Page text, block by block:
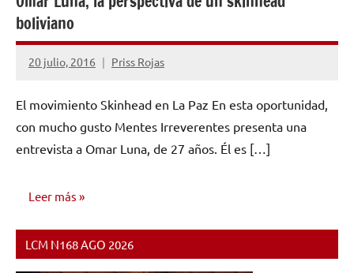
boliviano
20 julio, 2016 Priss Rojas
1
El movimiento Skinhead en La Paz En esta oportunidad,
con mucho gusto Mentes Irreverentes presenta una
entrevista a Omar Luna, de 27 años. Él es […]
Leer más
ENTREVISTAS
LCM N168 AGO 2026